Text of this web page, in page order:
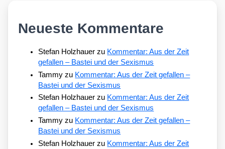
Neueste Kommentare
Stefan Holzhauer zu Kommentar: Aus der Zeit
gefallen – Bastei und der Sexismus
Tammy zu Kommentar: Aus der Zeit gefallen –
Bastei und der Sexismus
Stefan Holzhauer zu Kommentar: Aus der Zeit
gefallen – Bastei und der Sexismus
Tammy zu Kommentar: Aus der Zeit gefallen –
Bastei und der Sexismus
Stefan Holzhauer zu Kommentar: Aus der Zeit